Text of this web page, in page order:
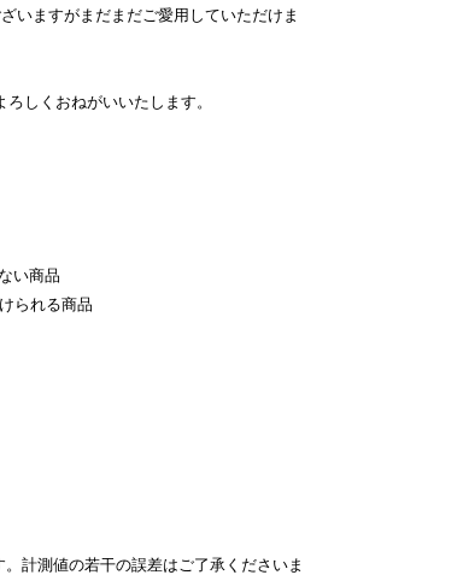
いますがまだまだご愛用していただけま
しくおねがいいたします。
い商品
られる商品
計測値の若干の誤差はご了承くださいま